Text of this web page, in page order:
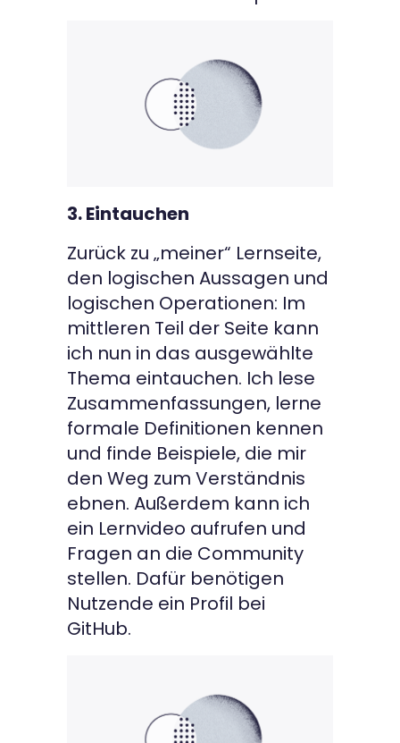
3. Eintauchen
Zurück zu „meiner“ Lernseite,
den logischen Aussagen und
logischen Operationen: Im
mittleren Teil der Seite kann
ich nun in das ausgewählte
Thema eintauchen. Ich lese
Zusammenfassungen, lerne
formale Definitionen kennen
und finde Beispiele, die mir
den Weg zum Verständnis
ebnen. Außerdem kann ich
ein Lernvideo aufrufen und
Fragen an die Community
stellen. Dafür benötigen
Nutzende ein Profil bei
GitHub.